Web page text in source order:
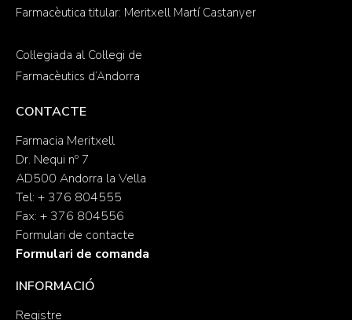
Farmacèutica titular: Meritxell Martí Castanyer
Col·legiada al Col·legi de
Farmacèutics d’Andorra
CONTACTE
Farmacia Meritxell
Dr. Nequi nº 7
AD500 Andorra la Vella
Tel: + 376 804555
Fax: + 376 804556
Formulari de contacte
Formulari de comanda
INFORMACIÓ
Registre